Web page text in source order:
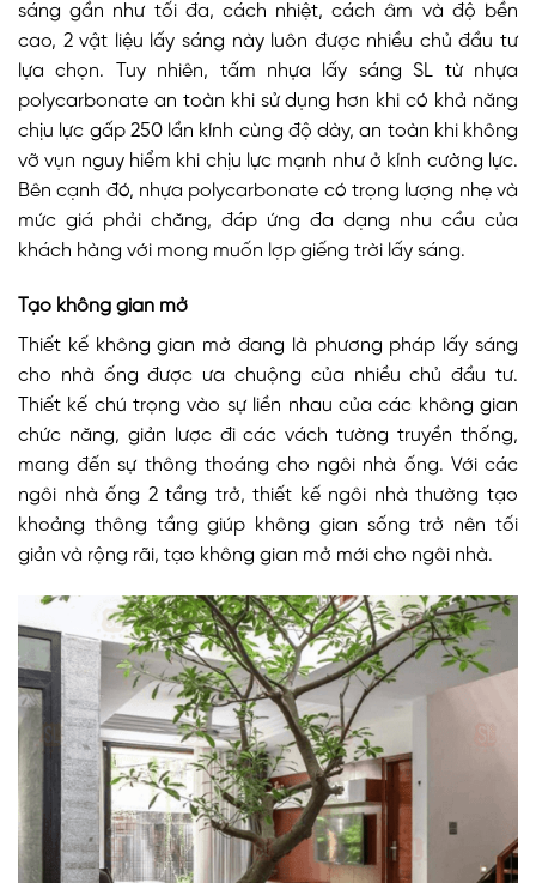
sáng gần như tối đa, cách nhiệt, cách âm và độ bền
cao, 2 vật liệu lấy sáng này luôn được nhiều chủ đầu tư
lựa chọn. Tuy nhiên, tấm nhựa lấy sáng SL từ nhựa
polycarbonate an toàn khi sử dụng hơn khi có khả năng
chịu lực gấp 250 lần kính cùng độ dày, an toàn khi không
vỡ vụn nguy hiểm khi chịu lực mạnh như ở kính cường lực.
Bên cạnh đó, nhựa polycarbonate có trọng lượng nhẹ và
mức giá phải chăng, đáp ứng đa dạng nhu cầu của
khách hàng với mong muốn lợp giếng trời lấy sáng.
Tạo không gian mở
Thiết kế không gian mở đang là phương pháp lấy sáng
cho nhà ống được ưa chuộng của nhiều chủ đầu tư.
Thiết kế chú trọng vào sự liền nhau của các không gian
chức năng, giản lược đi các vách tường truyền thống,
mang đến sự thông thoáng cho ngôi nhà ống. Với các
ngôi nhà ống 2 tầng trở, thiết kế ngôi nhà thường tạo
khoảng thông tầng giúp không gian sống trở nên tối
giản và rộng rãi, tạo không gian mở mới cho ngôi nhà.